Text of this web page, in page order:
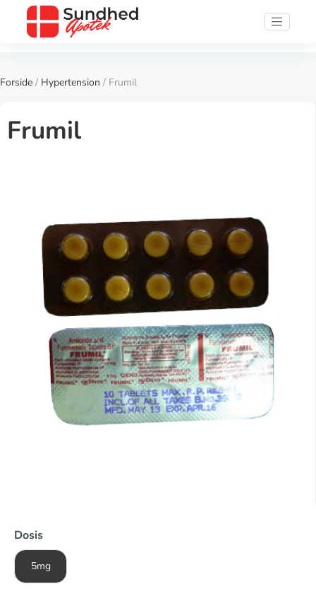
Forside / Hypertension / Frumil
Frumil
Dosis
5mg